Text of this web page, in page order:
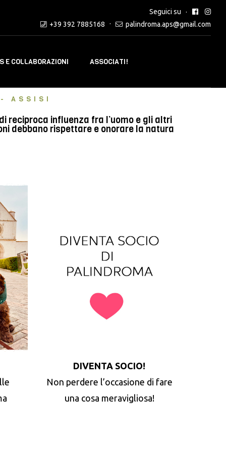
Seguici su
+39 392 7885168
palindroma.aps@gmail.com
E COLLABORAZIONI ASSOCIATI!
ASSISI
reciproca influenza fra l’uomo e gli altri
debbano rispettare e onorare la natura
DIVENTA SOCIO!
Non perdere l’occasione di fare
una cosa meravigliosa!